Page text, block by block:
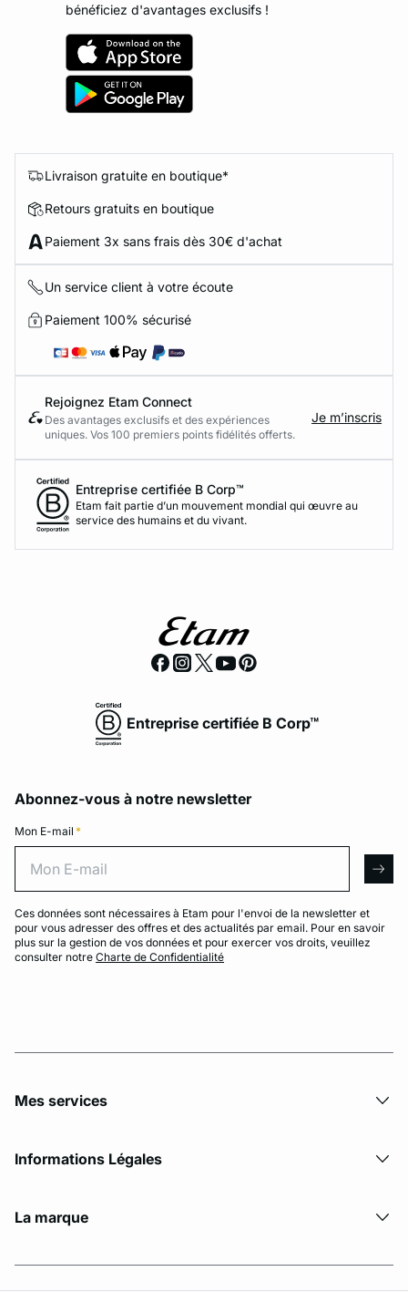
bénéficiez d'avantages exclusifs !
Livraison gratuite en boutique*
Retours gratuits en boutique
Paiement 3x sans frais dès 30€ d'achat
Un service client à votre écoute
Paiement 100% sécurisé
Rejoignez Etam Connect
Des avantages exclusifs et des expériences
uniques. Vos 100 premiers points fidélités offerts.
Je m’inscris
Entreprise certifiée B Corp™
Etam fait partie d’un mouvement mondial qui œuvre au
service des humains et du vivant.
Entreprise certifiée B Corp™
Abonnez-vous à notre newsletter
Mon E-mail *
Ces données sont nécessaires à Etam pour l'envoi de la newsletter et
pour vous adresser des offres et des actualités par email. Pour en savoir
plus sur la gestion de vos données et pour exercer vos droits, veuillez
consulter notre Charte de Confidentialité
Mes services
Informations Légales
La marque